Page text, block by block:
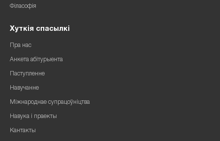
Філасофія
Хуткія спасылкі
Пра нас
Анкета абітурыента
Паступленне
Навучанне
Міжнароднае супрацоўніцтва
Навука і праекты
Кантакты